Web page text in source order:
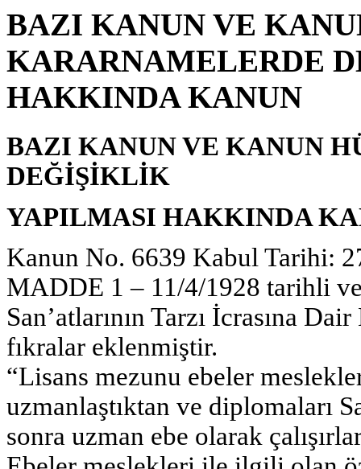
BAZI KANUN VE
KARARNAMELERDE
HAKKINDA KANUN
BAZI KANUN VE KANUN
DEĞİŞİKLİK
YAPILMASI HAKKINDA
Kanun No. 6639 Kabul Tarihi:
MADDE 1 – 11/4/1928 tarihli ve
San’atlarının Tarzı İcrasına
fıkralar eklenmiştir.
“Lisans mezunu ebeler
uzmanlaştıktan ve diplomaları
sonra uzman ebe olarak